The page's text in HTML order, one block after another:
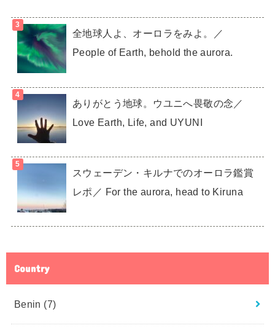
全地球人よ、オーロラをみよ。／
People of Earth, behold the aurora.
ありがとう地球。ウユニへ畏敬の念／
Love Earth, Life, and UYUNI
スウェーデン・キルナでのオーロラ鑑賞
レポ／ For the aurora, head to Kiruna
Country
Benin (7)